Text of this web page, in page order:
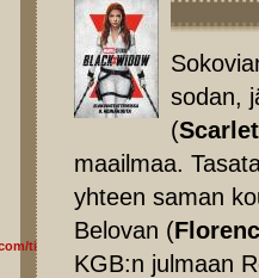
title/tt3480822/fullcredits/?
sodan,
(
maailmaa.
yhteen saman
Belovan (
KGB:n julmaan